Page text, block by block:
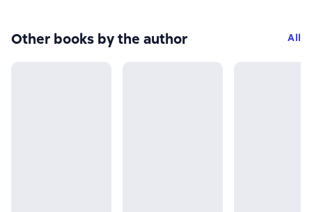
Other books by the author All